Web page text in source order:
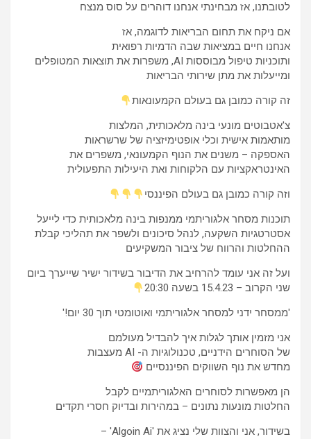
לטובתנו, אז מבחינתי אנחנו דוהרים על סוס מנצח
אם ניקח את תחום הבריאות לדוגמה, אז
אנחנו חיים במציאות שבה הדמיות רפואית
ותוכניות טיפול מבוססות AI, משפרות את תוצאות המטופלים
ומייעלות את מתן שירותי הבריאות
זה קורה כמובן גם בעולם הקמעונאות
צ'אטבוטים מונעי בינה מלאכותית, המלצות
מותאמות אישית וכלי אופטימיזציה של שרשראות
האספקה – ​​משנים את הנוף הקמעונאי, משפרים את
האינטראקציות עם הלקוחות ואת היעילות התפעולית
וזה קורה כמובן גם בעולם הפיננסי
תוכנות מסחר אלגוריתמי ממנפות בינה מלאכותית כדי לייעל
אסטרטגיות השקעה, לנהל סיכונים ולשפר את תהליכי קבלת
ההחלטות והרווח של ציבור המשקיעים
ועל זה אני עומד להרחיב את הדיבור בשידור ישיר שייערך ביום
שני הקרוב – 15.4.23 בשעה 20:30
'ממסחר ידני למסחר אלגוריתמי ואוטומטי תוך 30 יום!'
אני מזמין אותך לגלות איך להבדיל מעולמם
של הסוחרים הידניים, טכנולוגיות ה- AI מעצבות
מחדש את נוף השווקים הפיננסיים
הן מאפשרות לסוחרים האלגוריתמיים לקבל
החלטות מונעות נתונים – במהירות ובדיוק חסרי תקדים
בשידור, אני והצוות שלי נציג את 'Algoin Ai' –